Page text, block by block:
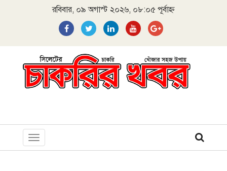
রবিবার, ০৯ অগাস্ট ২০২৬, ০৮:০৫ পূর্বাহ্ন
Toggle
navigation